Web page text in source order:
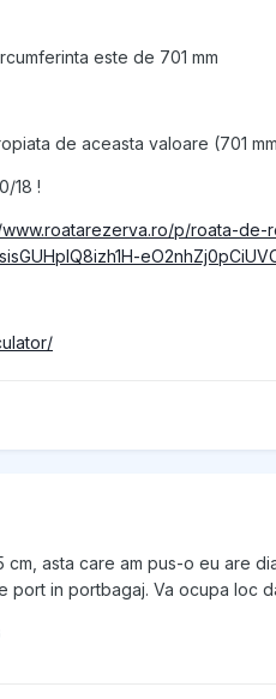
este de 701 mm
de aceasta valoare (701
18 !
p/roata-de-
cm, asta care am pus-o eu are
port in portbagaj. Va ocupa loc